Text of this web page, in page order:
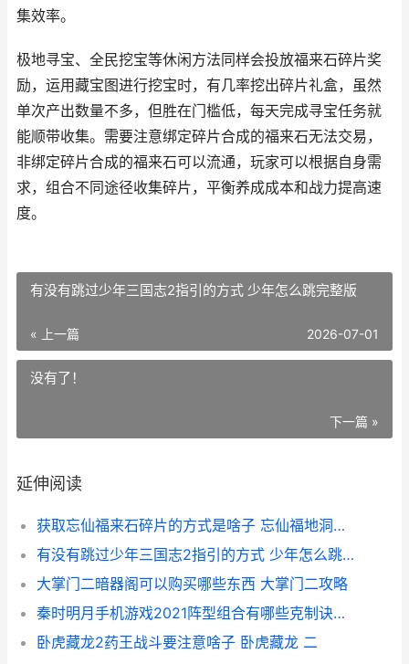
集效率。
极地寻宝、全民挖宝等休闲方法同样会投放福来石碎片奖
励，运用藏宝图进行挖宝时，有几率挖出碎片礼盒，虽然
单次产出数量不多，但胜在门槛低，每天完成寻宝任务就
能顺带收集。需要注意绑定碎片合成的福来石无法交易，
非绑定碎片合成的福来石可以流通，玩家可以根据自身需
求，组合不同途径收集碎片，平衡养成成本和战力提高速
度。
有没有跳过少年三国志2指引的方式 少年怎么跳完整版
« 上一篇 2026-07-01
没有了！
下一篇 »
延伸阅读
获取忘仙福来石碎片的方式是啥子 忘仙福地洞天是干嘛的
有没有跳过少年三国志2指引的方式 少年怎么跳完整版
大掌门二暗器阁可以购买哪些东西 大掌门二攻略
秦时明月手机游戏2021阵型组合有哪些克制诀窍 秦时明月hd手游官网
卧虎藏龙2药王战斗要注意啥子 卧虎藏龙 二